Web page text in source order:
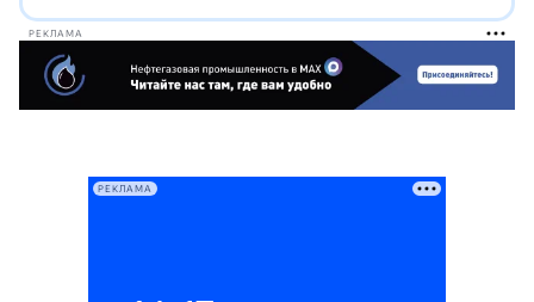
РЕКЛАМА
РЕКЛАМА